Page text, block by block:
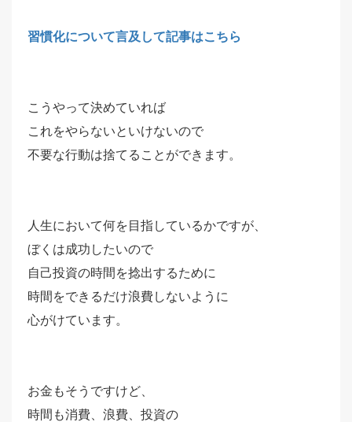
習慣化について言及して記事はこちら
こうやって決めていれば
これをやらないといけないので
不要な行動は捨てることができます。
人生において何を目指しているかですが、
ぼくは成功したいので
自己投資の時間を捻出するために
時間をできるだけ浪費しないように
心がけています。
お金もそうですけど、
時間も消費、浪費、投資の